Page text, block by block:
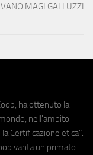
MAGI GALLUZZI
ha ottenuto la
nell'ambito
Certificazione etica".
vanta un primato: